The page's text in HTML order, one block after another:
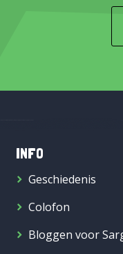
INFO
Geschiedenis
Colofon
Bloggen voor